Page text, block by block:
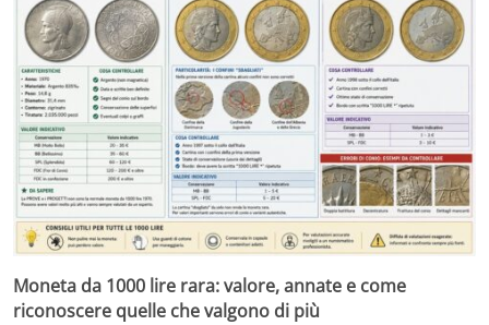
Moneta da 1000 lire rara: valore, annate e come
riconoscere quelle che valgono di più